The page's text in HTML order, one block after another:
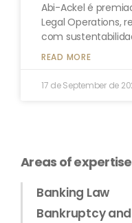
Abi-Ackel é
Legal Operations,
com
READ MORE
17 de September de
Areas of expertise
Banking Law
Bankruptcy